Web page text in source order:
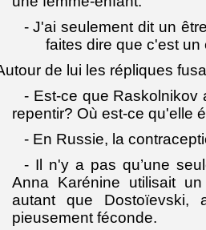
- J'ai seulement dit un
faites dire que c'est un
de lui les répliques
- Est-ce que Raskolnikov
repentir? Où est-ce qu'elle
- En Russie, la
- Il n'y a pas qu’une
Anna Karénine utilisait
autant que Dostoïevski,
pieusement féconde.